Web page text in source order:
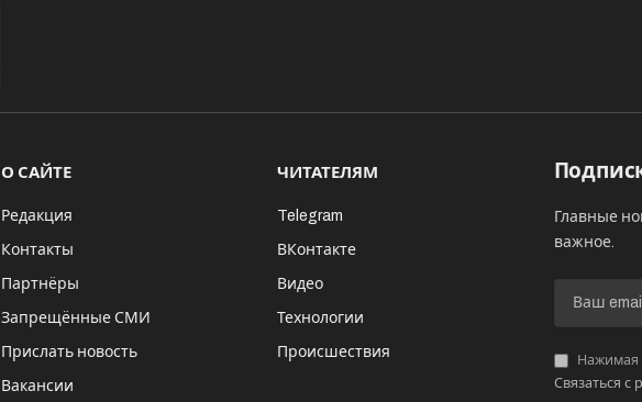
О САЙТЕ
Редакция
Контакты
Партнёры
Запрещённые СМИ
Прислать новость
Вакансии
ЧИТАТЕЛЯМ
Telegram
ВКонтакте
Видео
Технологии
Происшествия
Главные
важное.
Нажимая
Связаться с